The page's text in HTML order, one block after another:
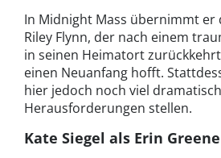
In Midnight Mass übernimmt er
Riley Flynn, der nach einem
in seinen Heimatort
einen Neuanfang hofft.
hier jedoch noch viel
Herausforderungen stellen.
Kate Siegel als Erin Greene